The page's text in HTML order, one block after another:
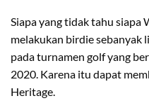
Siapa yang tidak tahu siapa
melakukan birdie sebanyak
pada turnamen golf yang
2020. Karena itu dapat
Heritage.